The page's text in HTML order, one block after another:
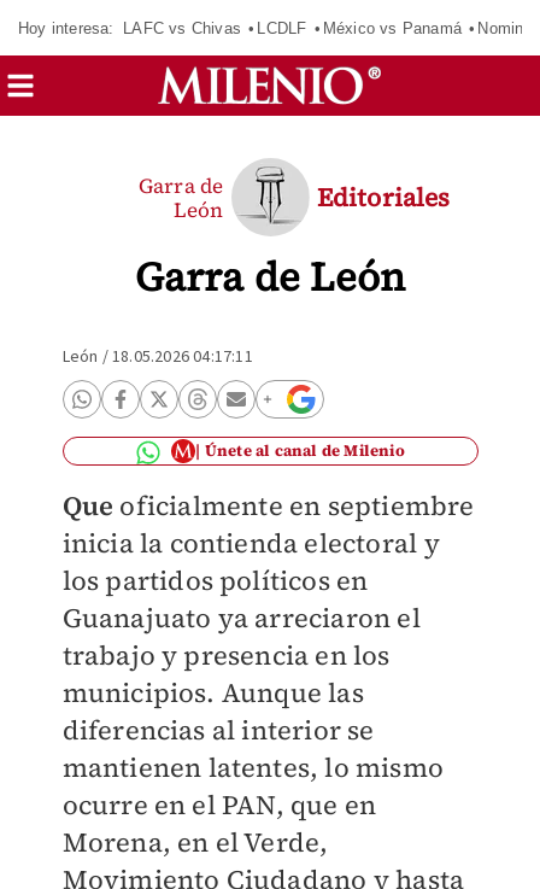
Hoy interesa: LAFC vs Chivas LCDLF México vs Panamá
Garra de León
Garra de
León
Editoriales
León /18.05.2026 04:17:11
Únete al canal de Milenio
Que oficialmente en septiembre
inicia la contienda electoral y
los partidos políticos en
Guanajuato ya arreciaron el
trabajo y presencia en los
municipios. Aunque las
diferencias al interior se
mantienen latentes, lo mismo
ocurre en el PAN, que en
Morena, en el Verde,
Movimiento Ciudadano y hasta